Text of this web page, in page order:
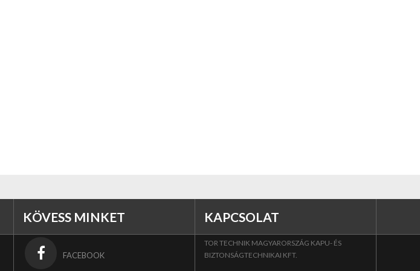
KÖVESS MINKET
FACEBOOK
KAPCSOLAT
TOR TECHNIK MAGYARORSZÁG KAPU- ÉS
BIZTONSÁGTECHNIKAI KFT.